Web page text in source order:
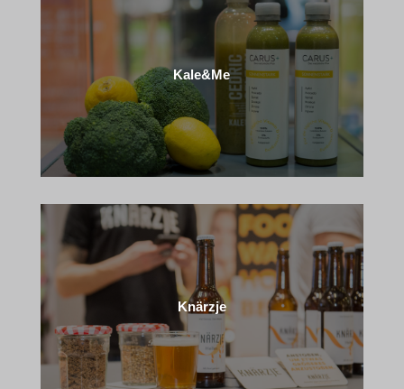
Kale&Me
Knärzje